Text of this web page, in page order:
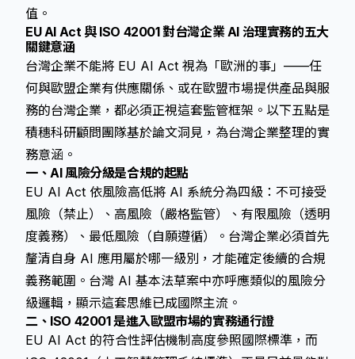
值。
EU AI Act 與 ISO 42001 對台灣企業 AI 治理實務的五大
關鍵意涵
台灣企業不能將 EU AI Act 視為「歐洲的事」——任
何與歐盟企業有供應關係、或在歐盟市場提供產品與服
務的台灣企業，都必須正視這套監管框架。以下五點是
積穗科研顧問團隊基於論文洞見，為台灣企業整理的實
務意涵。
一、AI 風險分級是合規的起點
EU AI Act 依風險高低將 AI 系統分為四級：不可接受
風險（禁止）、高風險（嚴格監管）、有限風險（透明
度義務）、最低風險（自願遵循）。台灣企業必須首先
釐清自身 AI 應用屬於哪一級別，才能確定後續的合規
義務範圍。台灣 AI 基本法草案中亦呼應類似的風險分
級邏輯，顯示這套思維已成國際主流。
二、ISO 42001 是進入歐盟市場的實務通行證
EU AI Act 的符合性評估機制高度參照國際標準，而